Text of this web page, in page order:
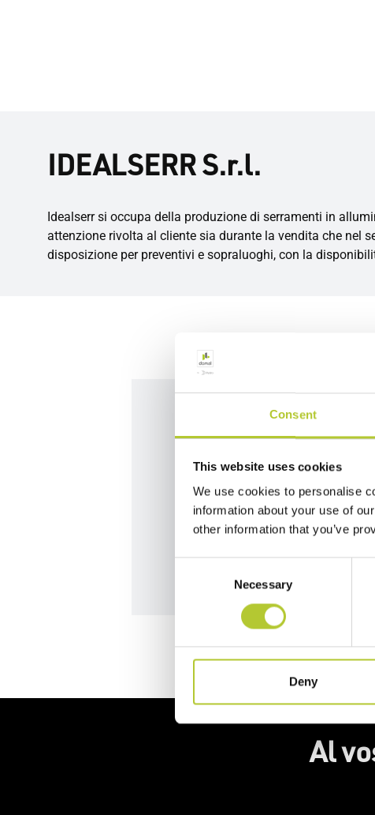
Consent
This website uses cookies
We use cookies to personalise
information about your use of
other information that you’ve
Necessary
Deny
IDEALSERR S.r.l.
Idealserr si occupa della produzione di serramenti in
attenzione rivolta al cliente sia durante la vendita che nel
disposizione per preventivi e sopraluoghi, con la
Siamo qui per
Contatta i nostri team per
Al